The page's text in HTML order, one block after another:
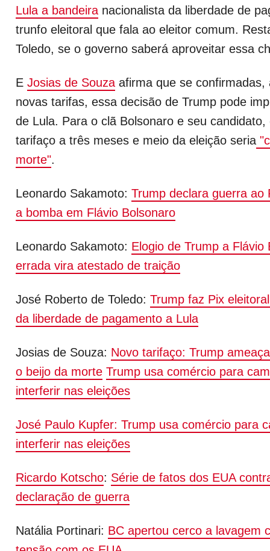
Lula a bandeira nacionalista da liberdade de
trunfo eleitoral que fala ao eleitor comum.
Toledo, se o governo saberá aproveitar essa
E Josias de Souza afirma que se confirmadas,
novas tarifas, essa decisão de Trump pode
de Lula. Para o clã Bolsonaro e seu
tarifaço a três meses e meio da eleição seria
morte".
Leonardo Sakamoto: Trump declara guerra ao
a bomba em Flávio Bolsonaro
Leonardo Sakamoto: Elogio de Trump a Flávio
errada vira atestado de traição
José Roberto de Toledo: Trump faz Pix
da liberdade de pagamento a Lula
Josias de Souza: Novo tarifaço: Trump
o beijo da morte Trump usa comércio para
interferir nas eleições
José Paulo Kupfer: Trump usa comércio para
interferir nas eleições
Ricardo Kotscho: Série de fatos dos EUA
declaração de guerra
Natália Portinari: BC apertou cerco a lavagem